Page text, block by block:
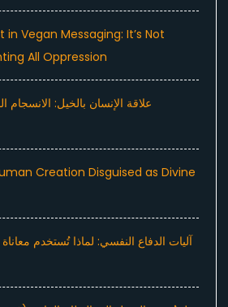
in Vegan Messaging: It’s Not
All Oppression
علاقة الإنسان بالخيل:
Creation Disguised as Divine
آليات الدفاع النفسي: لماذا تُستخدم